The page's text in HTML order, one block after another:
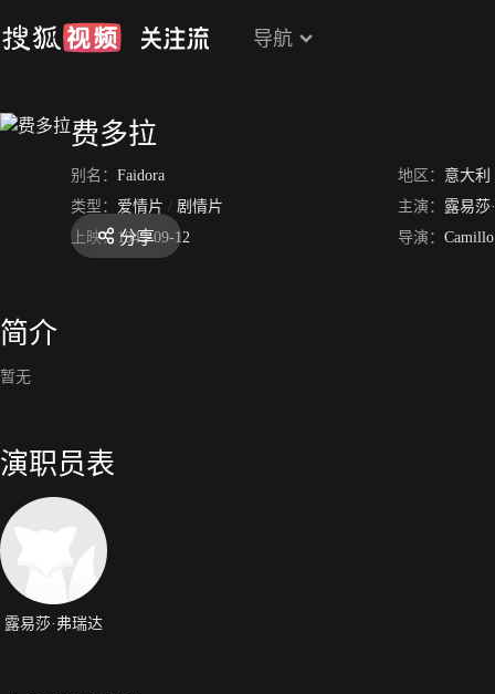
导航
费多拉
别名： Faidora 地区： 意大利
类型： 爱情片 / 剧情片 主演： 露易莎
上映： 1942-09-12 导演：
分享
简介
暂无
演职员表
露易莎·弗瑞达